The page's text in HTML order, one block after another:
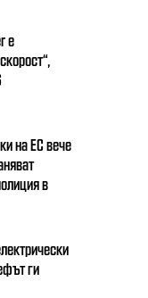
е
на ЕС вече
в
ги